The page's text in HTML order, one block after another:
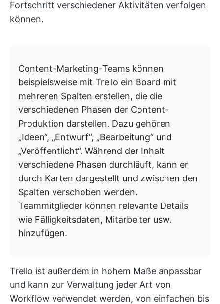
Fortschritt verschiedener Aktivitäten verfolgen
können.
Content-Marketing-Teams können
beispielsweise mit Trello ein Board mit
mehreren Spalten erstellen, die die
verschiedenen Phasen der Content-
Produktion darstellen. Dazu gehören
„Ideen“, „Entwurf“, „Bearbeitung“ und
„Veröffentlicht“. Während der Inhalt
verschiedene Phasen durchläuft, kann er
durch Karten dargestellt und zwischen den
Spalten verschoben werden.
Teammitglieder können relevante Details
wie Fälligkeitsdaten, Mitarbeiter usw.
hinzufügen.
Trello ist außerdem in hohem Maße anpassbar
und kann zur Verwaltung jeder Art von
Workflow verwendet werden, von einfachen bis